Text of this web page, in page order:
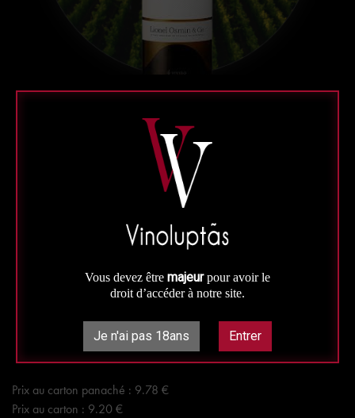
Vous devez être majeurpour avoir le
droit d’accéder à notre site.
Je n'ai pas 18ans Entrer
Villa Chambre d'Amour -Vin
Blanc Moelleux- Domaine Lionel
chambre d'amour
la chambre d'amour Vin moelleux du Sud-Ouest
Prix au carton panaché : 9.78 €
Prix au carton : 9.20 €